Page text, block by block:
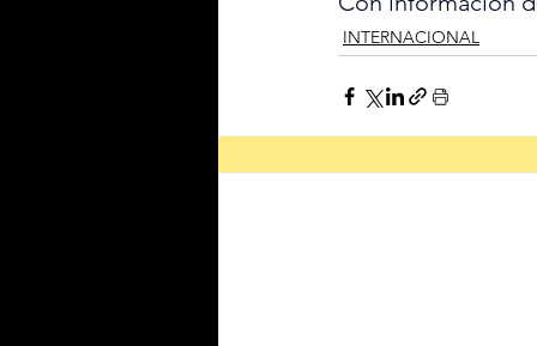
INTERNACIONAL